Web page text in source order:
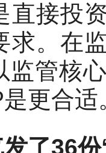
直接投
求。在
监管核
更合适
了36份